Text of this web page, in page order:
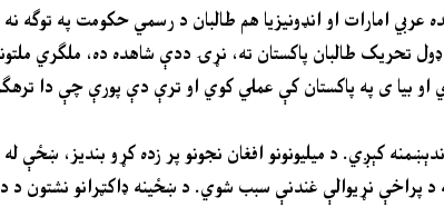
امارات او انډونيزيا هم طالبان د رسمي حکومت په توګه
تحریک طالبان پاکستان ته، نړۍ ددې شاهده ده، ملګري
او بیا ی په پاکستان کې عملي کوي او ترې دې پورې چې دا
کېږي. د ميليونونو افغان نجونو پر زده کړو بنديز، ښځې له
پراخې نړيوالې غندنې سبب شوي. د ښځينه ډاکټرانو نشتون